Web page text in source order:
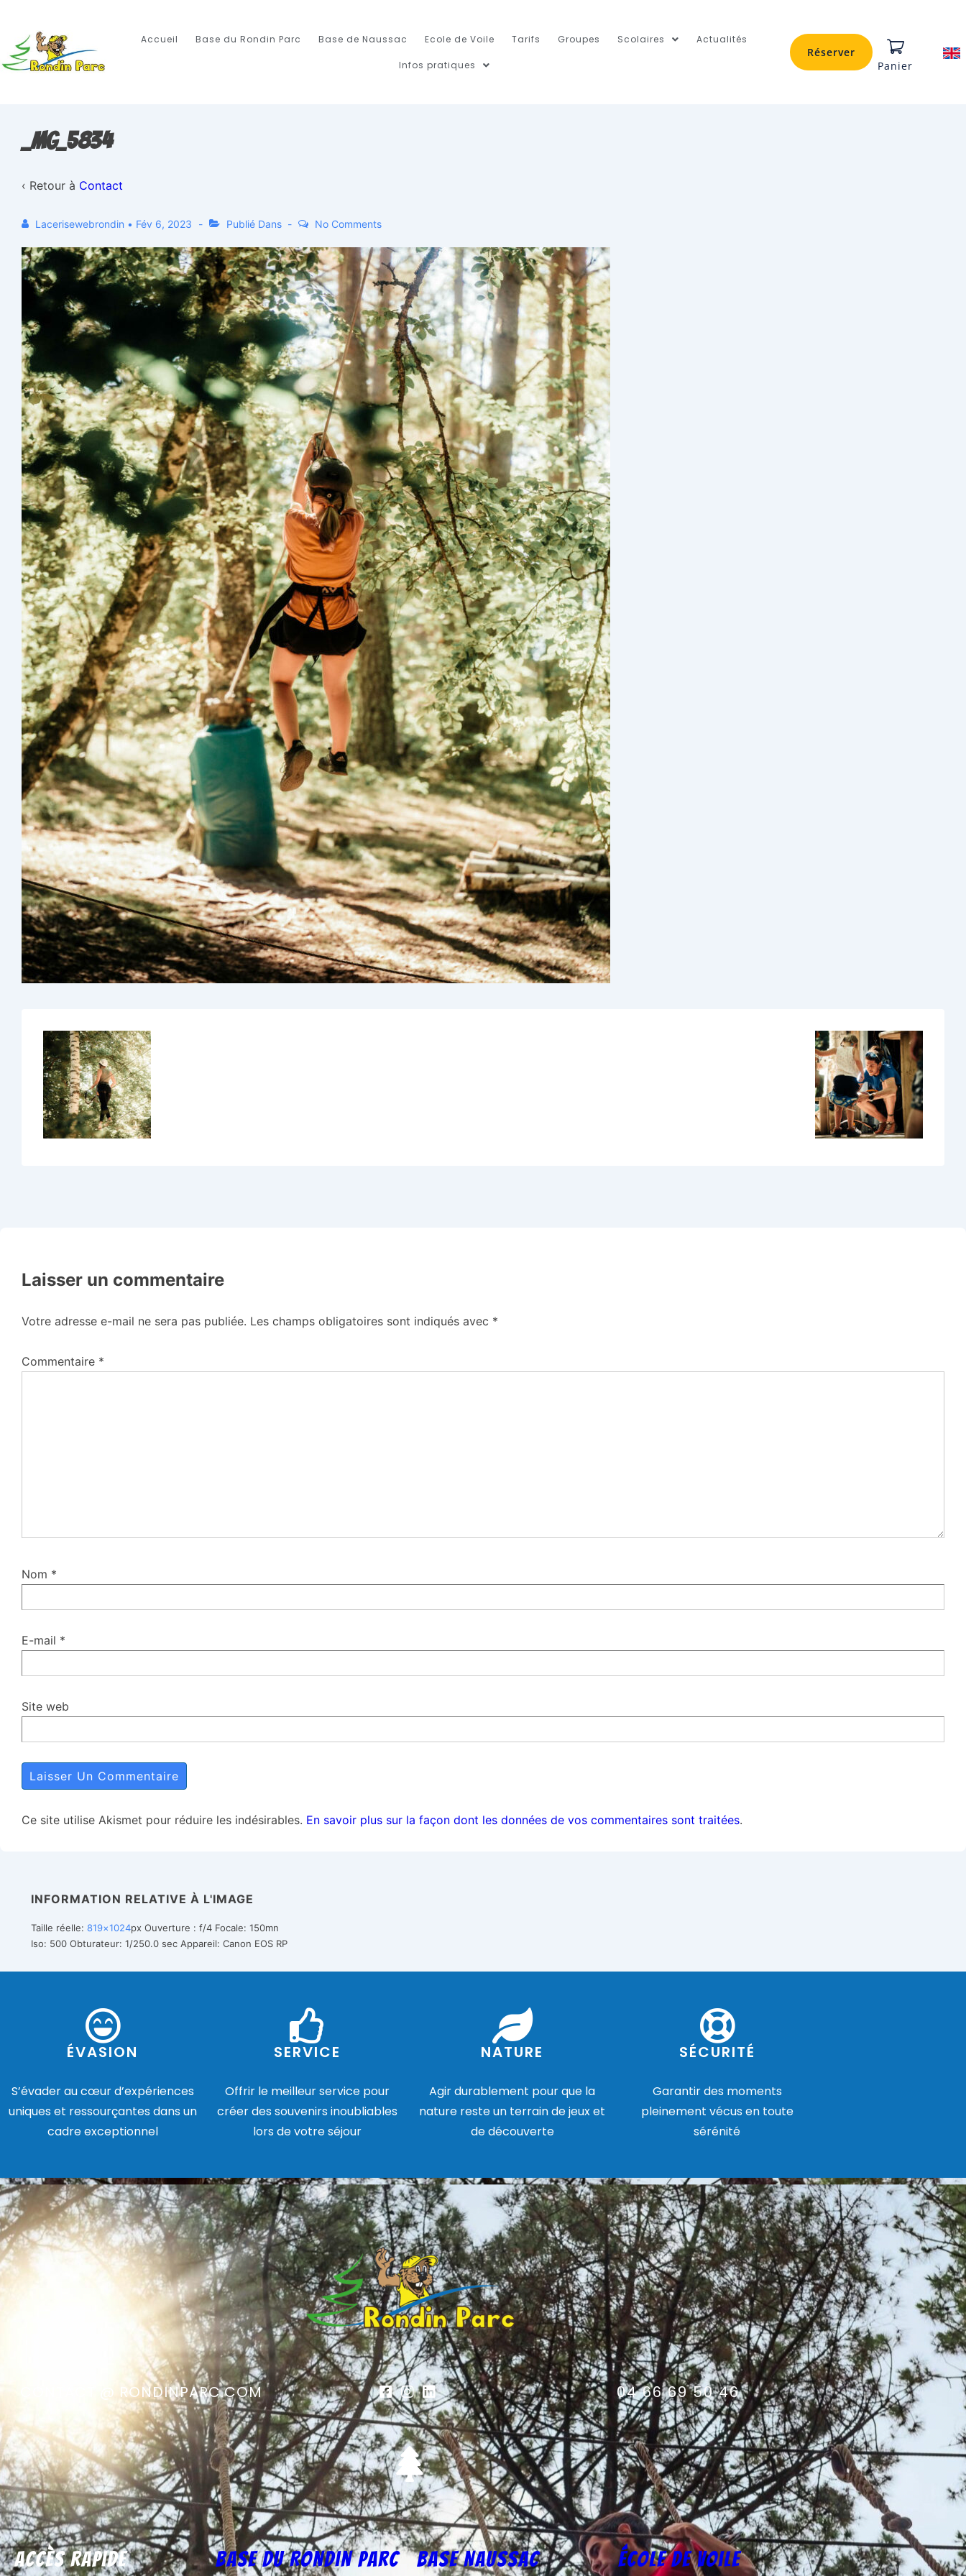
Accueil Base du Rondin Parc Base de Naussac Ecole de Voile Tarifs Groupes Scolaires Actualités
Infos pratiques
Réserver
Panier
_MG_5834
‹ Retour à Contact
Lacerisewebrondin • Fév 6, 2023 Publié Dans No Comments
Laisser un commentaire
Votre adresse e-mail ne sera pas publiée. Les champs obligatoires sont indiqués avec *
Commentaire *
Nom *
E-mail *
Site web
Ce site utilise Akismet pour réduire les indésirables. En savoir plus sur la façon dont les données de vos commentaires sont traitées.
INFORMATION RELATIVE À L'IMAGE
Taille réelle: 819×1024px Ouverture : f/4 Focale: 150mn
Iso: 500 Obturateur: 1/250.0 sec Appareil: Canon EOS RP
ÉVASION
S’évader au cœur d’expériences
uniques et ressourçantes dans un
cadre exceptionnel
SERVICE
Offrir le meilleur service pour
créer des souvenirs inoubliables
lors de votre séjour
NATURE
Agir durablement pour que la
nature reste un terrain de jeux et
de découverte
SÉCURITÉ
Garantir des moments
pleinement vécus en toute
sérénité
CONTACT @ RONDINPARC.COM 04 66 69 50 46
Accès rapide Base du Rondin parc Base Naussac école de voile